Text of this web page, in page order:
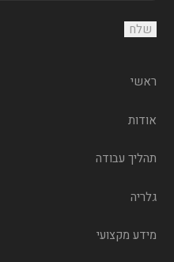
ראשי
אודות
תהליך עבודה
גלריה
מידע מקצועי